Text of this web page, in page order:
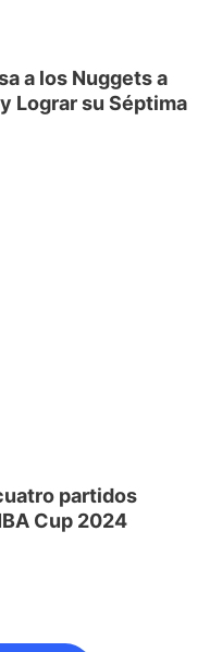
a los Nuggets a
Lograr su Séptima
partidos
Cup 2024